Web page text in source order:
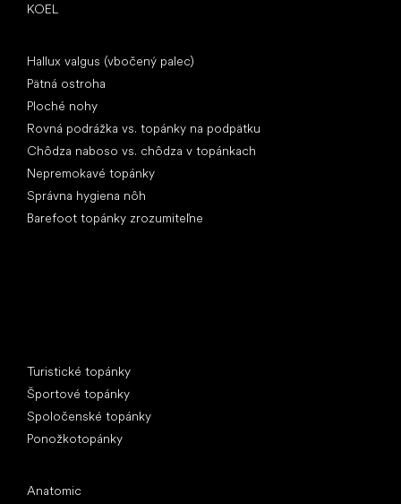
KOEL
Hallux valgus (vbočený palec)
Pätná ostroha
Ploché nohy
Rovná podrážka vs. topánky na podpätku
Chôdza naboso vs. chôdza v topánkach
Nepremokavé topánky
Správna hygiena nôh
Barefoot topánky zrozumiteľne
Turistické topánky
Športové topánky
Spoločenské topánky
Ponožkotopánky
Anatomic